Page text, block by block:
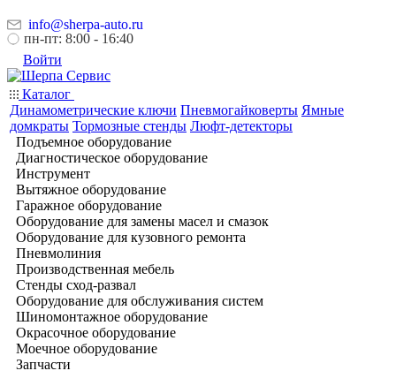
info@sherpa-auto.ru
пн-пт: 8:00 - 16:40
Войти
Каталог
Динамометрические ключи Пневмогайковерты Ямные
домкраты Тормозные стенды Люфт-детекторы
Подъемное оборудование
Диагностическое оборудование
Инструмент
Вытяжное оборудование
Гаражное оборудование
Оборудование для замены масел и смазок
Оборудование для кузовного ремонта
Пневмолиния
Производственная мебель
Стенды сход-развал
Оборудование для обслуживания систем
Шиномонтажное оборудование
Окрасочное оборудование
Моечное оборудование
Запчасти